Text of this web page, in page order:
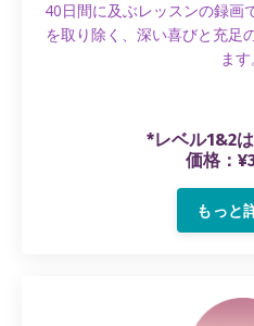
40日間に及ぶレッスンの録画
を取り除く、深い喜びと充足
ます
*レベル1&2
価格：
もっと